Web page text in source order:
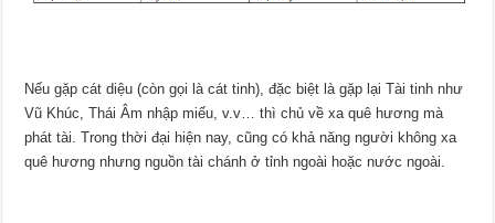
Nếu gặp cát diệu (còn gọi là cát tinh), đặc biệt là gặp lại Tài tinh như
Vũ Khúc, Thái Âm nhập miếu, v.v… thì chủ về xa quê hương mà
phát tài. Trong thời đại hiện nay, cũng có khả năng người không xa
quê hương nhưng nguồn tài chánh ở tỉnh ngoài hoặc nước ngoài.